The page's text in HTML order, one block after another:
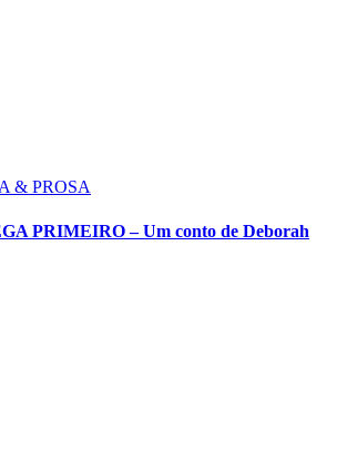
& PROSA
PRIMEIRO – Um conto de Deborah